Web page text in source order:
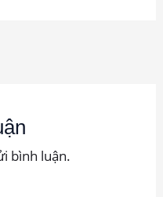
bình luận.